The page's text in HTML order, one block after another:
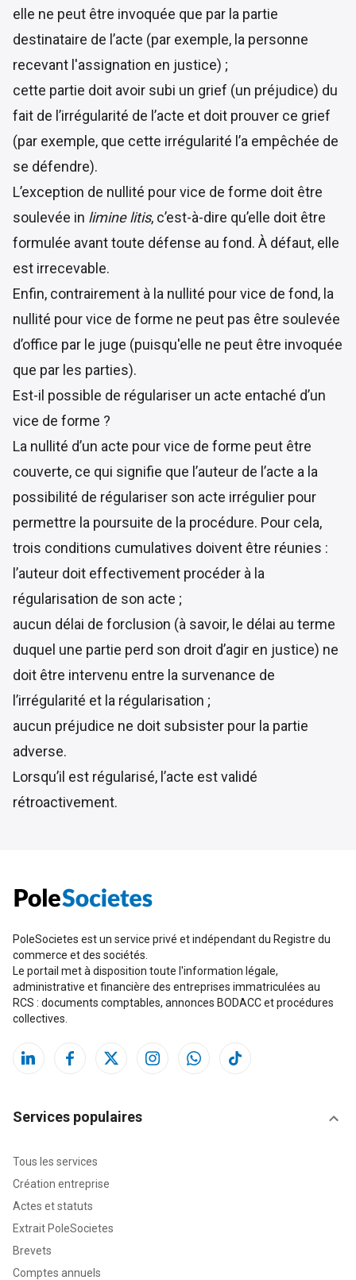
elle ne peut être invoquée que par la partie
destinataire de l’acte (par exemple, la personne
recevant l'assignation en justice) ;
cette partie doit avoir subi un grief (un préjudice) du
fait de l’irrégularité de l’acte et doit prouver ce grief
(par exemple, que cette irrégularité l’a empêchée de
se défendre).
L’exception de nullité pour vice de forme doit être
soulevée in limine litis, c’est-à-dire qu’elle doit être
formulée avant toute défense au fond. À défaut, elle
est irrecevable.
Enfin, contrairement à la nullité pour vice de fond, la
nullité pour vice de forme ne peut pas être soulevée
d’office par le juge (puisqu'elle ne peut être invoquée
que par les parties).
Est-il possible de régulariser un acte entaché d’un
vice de forme ?
La nullité d’un acte pour vice de forme peut être
couverte, ce qui signifie que l’auteur de l’acte a la
possibilité de régulariser son acte irrégulier pour
permettre la poursuite de la procédure. Pour cela,
trois conditions cumulatives doivent être réunies :
l’auteur doit effectivement procéder à la
régularisation de son acte ;
aucun délai de forclusion (à savoir, le délai au terme
duquel une partie perd son droit d’agir en justice) ne
doit être intervenu entre la survenance de
l’irrégularité et la régularisation ;
aucun préjudice ne doit subsister pour la partie
adverse.
Lorsqu’il est régularisé, l’acte est validé
rétroactivement.
PoleSocietes est un service privé et indépendant du Registre du
commerce et des sociétés.
Le portail met à disposition toute l'information légale,
administrative et financière des entreprises immatriculées au
RCS : documents comptables, annonces BODACC et procédures
collectives.
Services populaires
Tous les services
Création entreprise
Actes et statuts
Extrait PoleSocietes
Brevets
Comptes annuels